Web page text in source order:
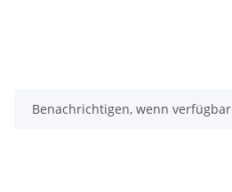
Benachrichtigen, wenn verfügbar